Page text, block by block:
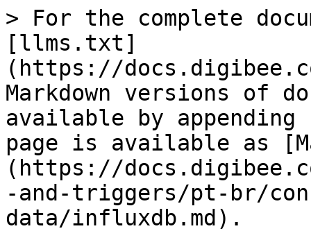
> For the complete
[llms.txt]
(https://
Markdown versions of
available by
page is available as
(https://
-and-triggers/pt-br/
data/influxdb.md).